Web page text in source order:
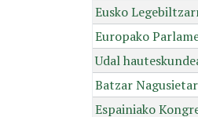
Eusko
Europako
Udal
Batzar
Espainiako